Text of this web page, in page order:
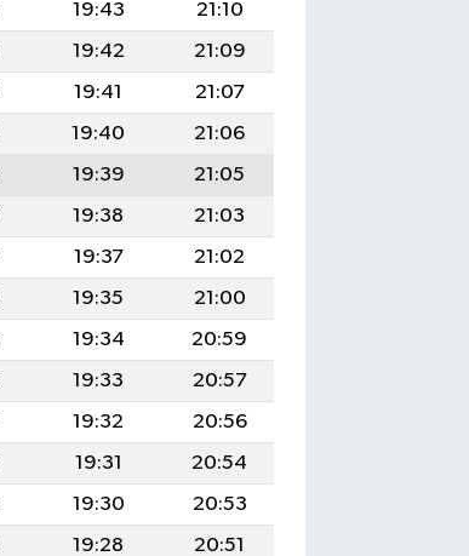
19:43
21:10
19:42
21:09
19:41
21:07
19:40
21:06
19:39
21:05
19:38
21:03
19:37
21:02
19:35
21:00
19:34
20:59
19:33
20:57
19:32
20:56
19:31
20:54
19:30
20:53
19:28
20:51